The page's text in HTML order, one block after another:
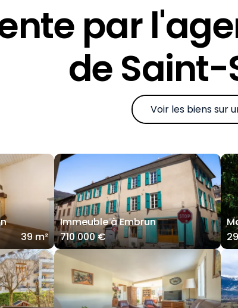
par
de
Voir les biens sur
39 m²
Immeuble à Embrun
710 000 €